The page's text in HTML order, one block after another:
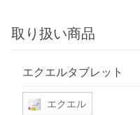
取り扱い商品
エクエルタブレット
エクエル